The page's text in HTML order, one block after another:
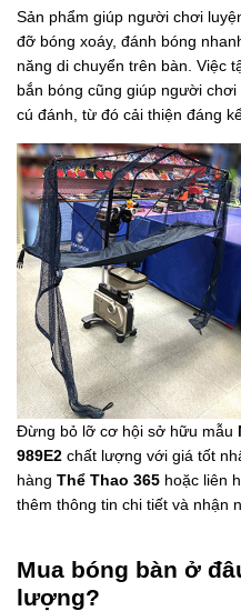
Sản phẩm giúp người chơi
đỡ bóng xoáy, đánh bóng
năng di chuyển trên bàn. Việc
bắn bóng cũng giúp người
cú đánh, từ đó cải thiện đáng
Đừng bỏ lỡ cơ hội sở hữu mẫu
989E2 chất lượng với giá tốt
hàng Thể Thao 365 hoặc liên
thêm thông tin chi tiết và nhận
Mua bóng bàn ở
lượng?